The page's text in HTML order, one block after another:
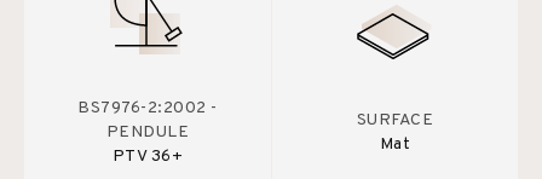
BS7976-2:2002 -
PENDULE
PTV 36+
SURFACE
Mat